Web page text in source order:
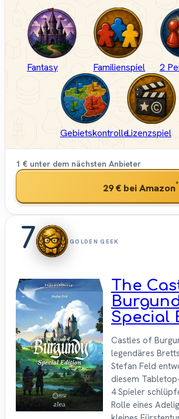
Fantasy Familienspiel
2
GebietskontrolleLizenzspiel
1 € unter dem nächsten Anbieter
29 € bei Amazon*
7 GOLDEN GEEK
The
Special
Castles of
legendäres
Stefan Feld
diesem
4 Spieler
Rolle eines